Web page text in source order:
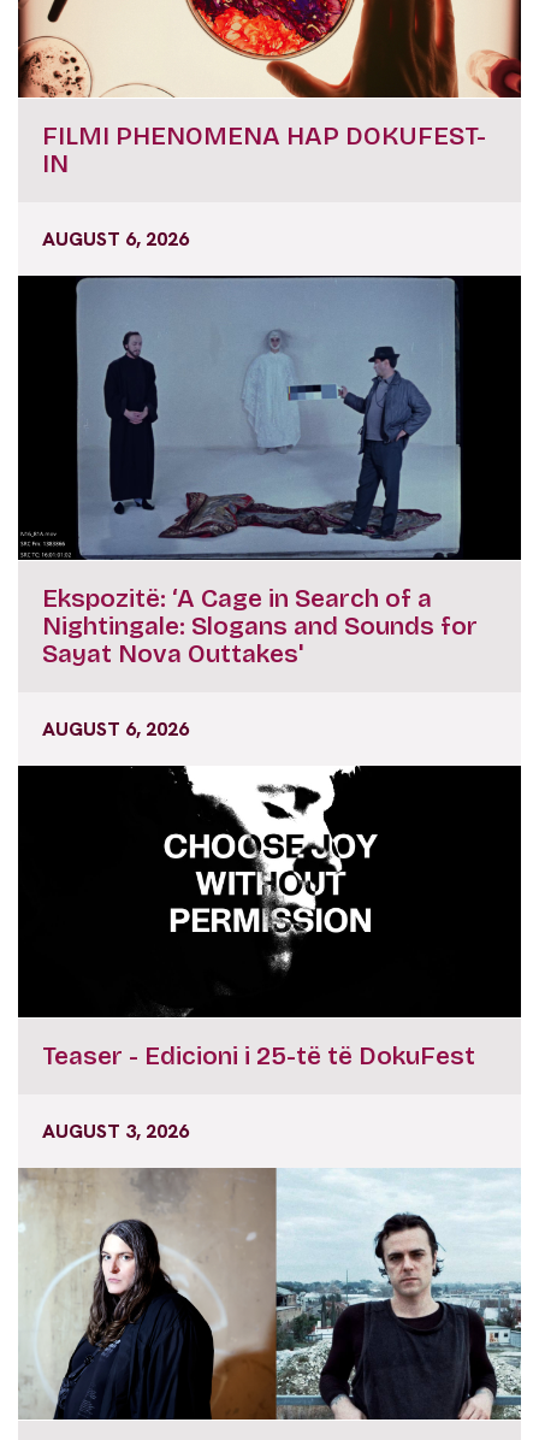
FILMI PHENOMENA HAP DOKUFEST-
IN
AUGUST 6, 2026
Ekspozitë: ‘A Cage in Search of a
Nightingale: Slogans and Sounds for
Sayat Nova Outtakes'
AUGUST 6, 2026
Teaser - Edicioni i 25-të të DokuFest
AUGUST 3, 2026